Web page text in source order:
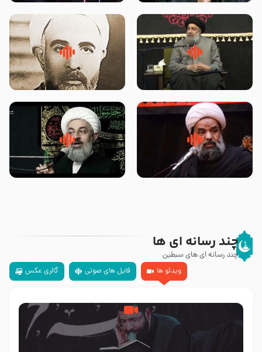
لقب حضرت رقیه سلام الله علیها به
چه معناست – حجت الاسلام علوی
روضه‌ی مجلس یزید ملعون و
اسارت اهل‌بیت علیهم‌السلام –
محدث زاده
سلام جوانی که امام حسین علیه
السلام خودش جوابش را دادند
زیارتی که اسباب رزق زیاد و عمر
طولانی است حجت السلام حسین
چند رسانه ای ها
چند رسانه ای های سبطین
ویدئو ها
فایل های صوتی گالری عکس